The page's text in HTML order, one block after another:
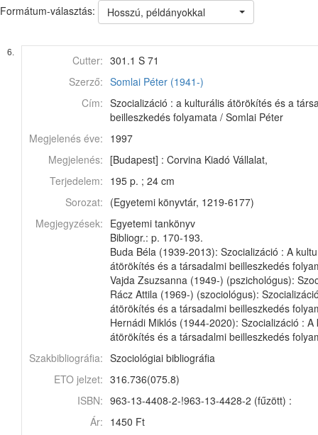
Formátum-választás: Hosszú, példányokkal
6.
Cutter: 301.1 S 71
Szerző: Somlai Péter (1941-)
Cím: Szocializáció : a kulturális átörökítés és a
beilleszkedés folyamata / Somlai Péter
Megjelenés éve: 1997
Megjelenés: [Budapest] : Corvina Kiadó Vállalat,
Terjedelem: 195 p. ; 24 cm
Sorozat: (Egyetemi könyvtár, 1219-6177)
Megjegyzések: Egyetemi tankönyv
Bibliogr.: p. 170-193.
Buda Béla (1939-2013): Szocializáció : A
átörökítés és a társadalmi beilleszkedés
Vajda Zsuzsanna (1949-) (pszichológus):
Rácz Attila (1969-) (szociológus):
átörökítés és a társadalmi beilleszkedés
Hernádi Miklós (1944-2020): Szocializáció : A
átörökítés és a társadalmi beilleszkedés
Szakbibliográfia: Szociológiai bibliográfia
ETO jelzet: 316.736(075.8)
ISBN: 963-13-4408-2-!963-13-4428-2 (fűzött) :
Ár: 1450 Ft